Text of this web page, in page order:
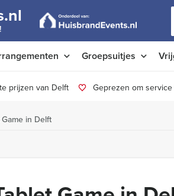
Groepsuitjes
prijzen van Delft Geprezen om
in Delft